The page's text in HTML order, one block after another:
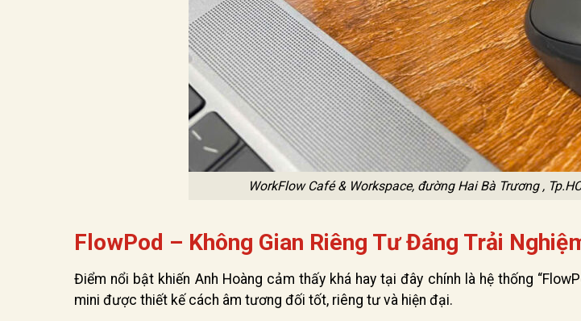
WorkFlow Café & Workspace, đường Hai Bà Trương ,
FlowPod – Không Gian Riêng Tư Đáng Trải
Điểm nổi bật khiến Anh Hoàng cảm thấy khá hay tại đây chính là hệ thống
mini được thiết kế cách âm tương đối tốt, riêng tư và hiện đại.